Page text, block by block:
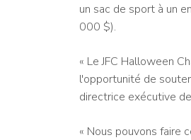
un sac de sport à un
000 $).
« Le JFC Halloween
l'opportunité de
directrice exécutive
« Nous pouvons faire